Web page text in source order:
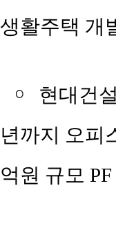
생활주택 개
￮
현대건
년까지 오피
억원 규모